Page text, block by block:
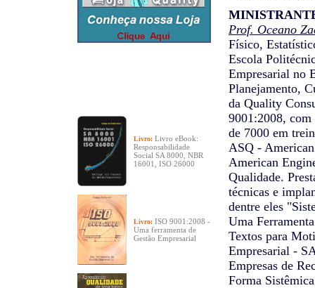
Livro: Livro eBook:
Responsabilidade
Social SA 8000, NBR
16001, ISO 26000
Livro: ISO 9001:2008 -
Uma ferramenta de
Gestão Empresarial
Prof. Oceano
Físico,
Escola
Empresarial no
Planejamento,
da Quality
9001:2008, com
de 7000 em
ASQ -
American
Qualidade.
técnicas e
dentre eles
Uma
Textos para
Empresarial -
Empresas de
Forma